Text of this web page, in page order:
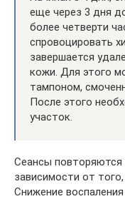
еще через 3 дня
более четверти
спровоцировать
завершается
кожи. Для этого
тампоном,
После этого
участок.
Сеансы повторяются
зависимости от
Снижение